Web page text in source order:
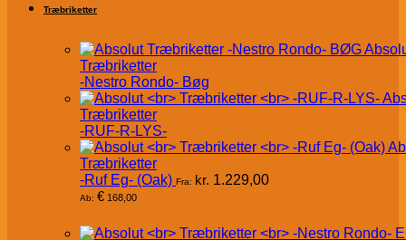
Træbriketter
Træbriketter
-Nestro Rondo- Bøg
Træbriketter
-RUF-R-LYS-
Træbriketter
-Ruf Eg- (Oak) Fra: kr. 1.229,00
Ab: € 168,00